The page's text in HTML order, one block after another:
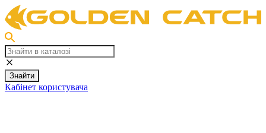
Знайти
Кабінет користувача